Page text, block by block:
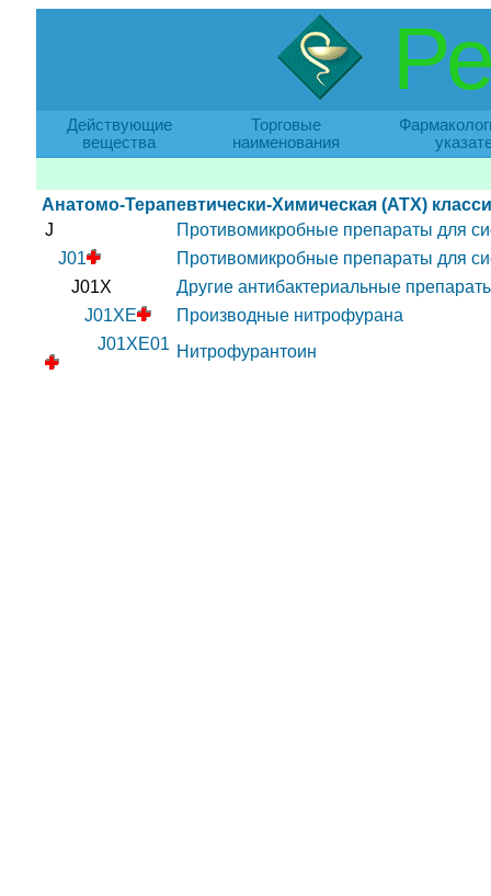
Действующие
вещества
Торговые
наименования
Анатомо-Терапевтически-Химическая (АТХ)
J
Противомикробные препараты для
J01
Противомикробные препараты для
J01X
Другие антибактериальные
J01XE
Производные нитрофурана
J01XE01 Нитрофурантоин